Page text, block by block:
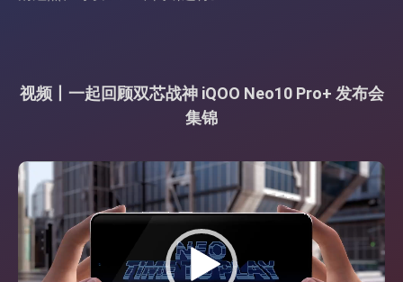
视频丨一起回顾双芯战神 iQOO Neo10 Pro+ 发布会
集锦
视
频
播
放
器